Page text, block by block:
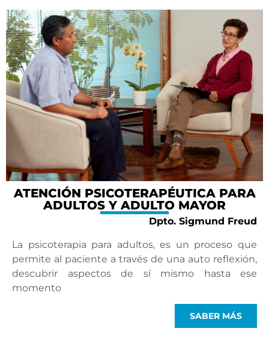
ATENCIÓN PSICOTERAPÉUTICA PARA
ADULTOS Y ADULTO MAYOR
Dpto. Sigmund Freud
La psicoterapia para adultos, es un proceso que
permite al paciente a través de una auto reflexión,
descubrir aspectos de sí mismo hasta ese
momento
SABER MÁS